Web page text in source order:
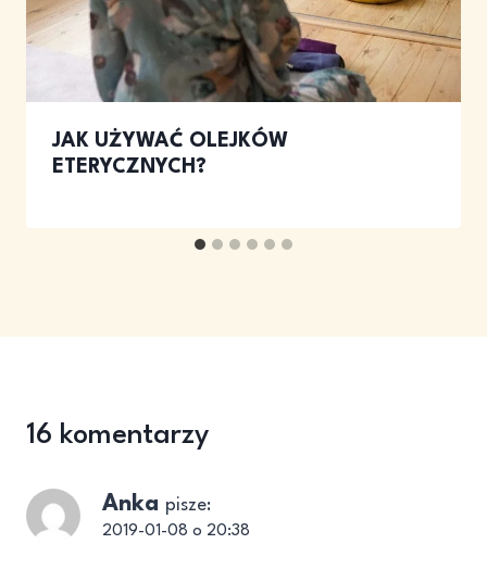
JAK UŻYWAĆ OLEJKÓW
ETERYCZNYCH?
16 komentarzy
Anka pisze:
2019-01-08 o 20:38